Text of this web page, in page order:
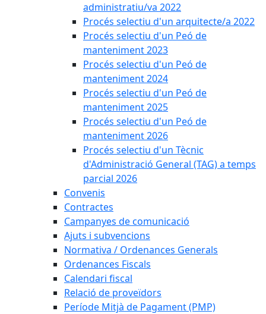
administratiu/va 2022
Procés selectiu d'un arquitecte/a 2022
Procés selectiu d'un Peó de
manteniment 2023
Procés selectiu d'un Peó de
manteniment 2024
Procés selectiu d'un Peó de
manteniment 2025
Procés selectiu d'un Peó de
manteniment 2026
Procés selectiu d'un Tècnic
d'Administració General (TAG) a temps
parcial 2026
Convenis
Contractes
Campanyes de comunicació
Ajuts i subvencions
Normativa / Ordenances Generals
Ordenances Fiscals
Calendari fiscal
Relació de proveïdors
Període Mitjà de Pagament (PMP)